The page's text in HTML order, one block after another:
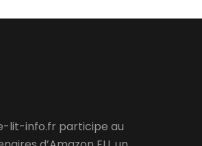
lit-info.fr participe au